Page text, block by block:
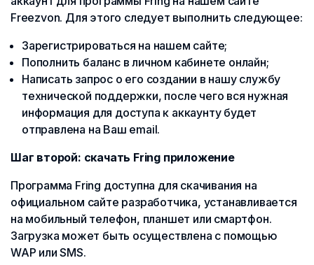
Freezvon. Для этого следует выполнить следующее:
Зарегистрироваться на нашем сайте;
Пополнить баланс в личном кабинете онлайн;
Написать запрос о его создании в нашу службу
технической поддержки, после чего вся нужная
информация для доступа к аккаунту будет
отправлена на Ваш email.
Шаг второй: скачать Fring приложение
Программа Fring доступна для скачивания на
официальном сайте разработчика, устанавливается
на мобильный телефон, планшет или смартфон.
Загрузка может быть осуществлена с помощью
WAP или SMS.